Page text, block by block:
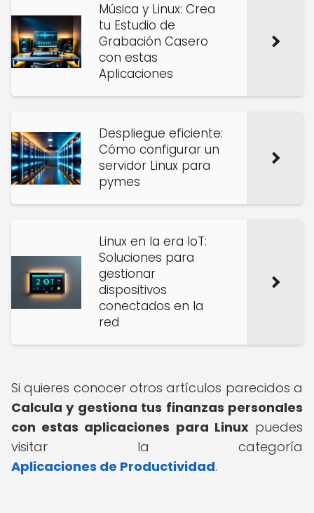
Música y Linux: Crea
tu Estudio de
Grabación Casero
con estas
Aplicaciones
Despliegue eficiente:
Cómo configurar un
servidor Linux para
pymes
Linux en la era IoT:
Soluciones para
gestionar
dispositivos
conectados en la
red
Si quieres conocer otros artículos parecidos a
Calcula y gestiona tus finanzas personales
con estas aplicaciones para Linuxpuedes
visitar la categoría
Aplicaciones de Productividad.